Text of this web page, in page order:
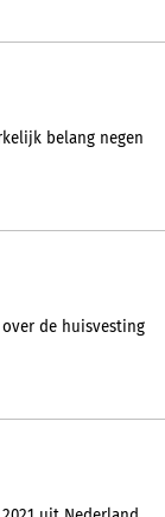
belang negen
over de huisvesting